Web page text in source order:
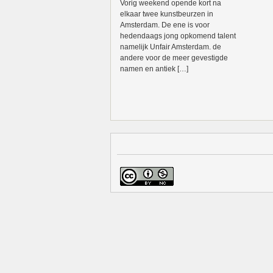
Vorig weekend opende kort na
elkaar twee kunstbeurzen in
Amsterdam. De ene is voor
hedendaags jong opkomend talent
namelijk Unfair Amsterdam. de
andere voor de meer gevestigde
namen en antiek […]